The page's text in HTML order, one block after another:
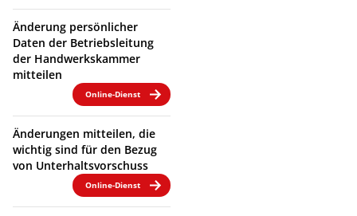
Änderung persönlicher
Daten der Betriebsleitung
der Handwerkskammer
mitteilen
Online-Dienst
Änderungen mitteilen, die
wichtig sind für den Bezug
von Unterhaltsvorschuss
Online-Dienst